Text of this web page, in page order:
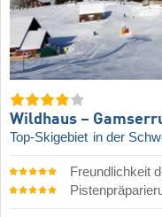
Wildhaus –
Top-Skigebiet in der
Freundlichkeit